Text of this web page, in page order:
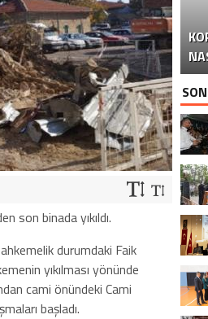
son binada yıkıldı.
durumdaki Faik
yıkılması yönünde
cami önündeki Cami
başladı.